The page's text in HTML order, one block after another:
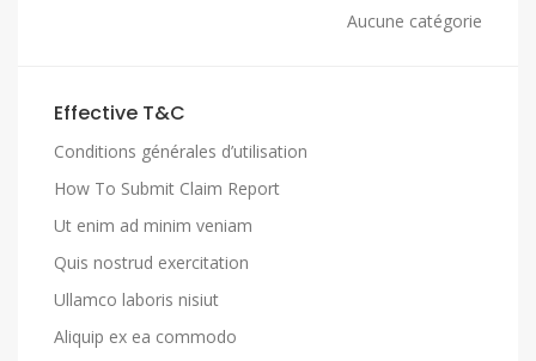
Aucune catégorie
Effective T&C
Conditions générales d’utilisation
How To Submit Claim Report
Ut enim ad minim veniam
Quis nostrud exercitation
Ullamco laboris nisiut
Aliquip ex ea commodo